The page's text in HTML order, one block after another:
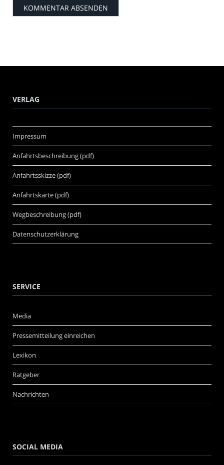
VERLAG
Impressum
Anfahrtsbeschreibung (pdf)
Anfahrtsskizze (pdf)
Anfahrtskarte (pdf)
Wegbeschreibung (pdf)
Datenschutzerklärung
SERVICE
Media
Pressemitteilung einreichen
Lexikon
Ratgeber
Nachrichten
SOCIAL MEDIA